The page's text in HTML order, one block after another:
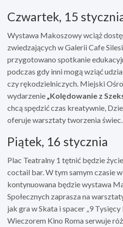
Czwartek, 15
Wystawa Makoszowy wciąż
zwiedzających w Galerii Cafe
przygotowano spotkanie
podczas gdy inni mogą wziąć
czy rękodzielniczych. Miejski
wydarzenie„Kolędowanie z
chcą spędzić czas kreatywnie,
oferuje warsztaty tworzenia świec.
Piątek, 16 stycznia
Plac Teatralny 1 tętnić będzie
coctail bar. W tym samym czasie
kontynuowana będzie wystawa
Społecznych zaprasza na
jak gra w Skata i spacer „9
Wieczorem Kino Roma serwuje